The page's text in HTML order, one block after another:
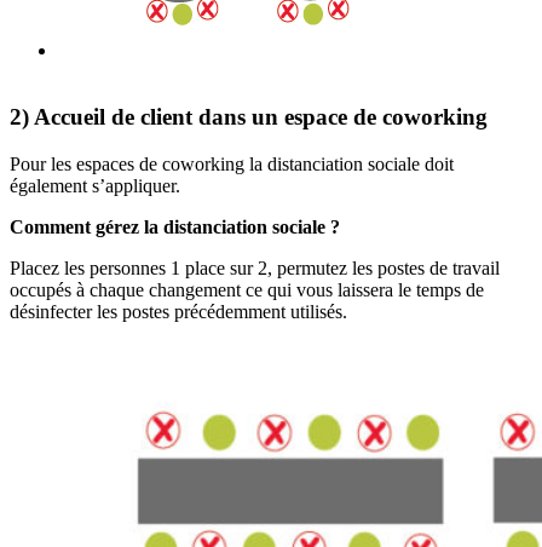
2) Accueil de client dans un espace de coworking
Pour les espaces de coworking la distanciation sociale doit
également s’appliquer.
Comment gérez la distanciation sociale ?
Placez les personnes 1 place sur 2, permutez les postes de travail
occupés à chaque changement ce qui vous laissera le temps de
désinfecter les postes précédemment utilisés.